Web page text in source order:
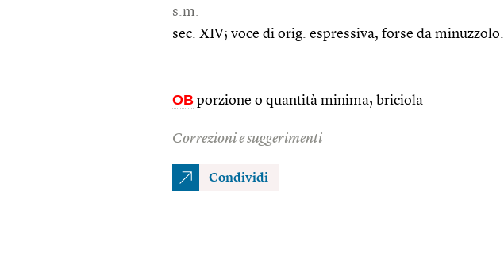
s.m.
sec. XIV; voce di orig. espressiva, forse da minuzzolo.
OB porzione o quantità minima; briciola
Correzioni e suggerimenti
Condividi